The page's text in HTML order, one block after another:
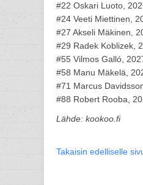
#22 Oskari Luoto,
#24 Veeti Miettinen,
#27 Akseli Mäkinen,
#29 Radek Koblizek,
#55 Vilmos Galló,
#58 Manu Mäkelä,
#71 Marcus
#88 Robert Rooba,
Lähde: kookoo.fi
Takaisin edelliselle